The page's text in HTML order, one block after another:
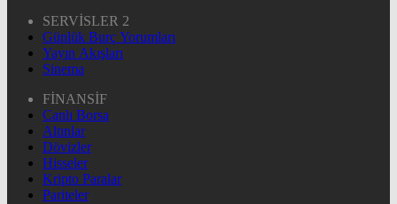
SERVİSLER 2
Günlük Burç Yorumları
Yayın Akışları
Sinema
FİNANSİF
Canlı Borsa
Altınlar
Dövizler
Hisseler
Kripto Paralar
Pariteler